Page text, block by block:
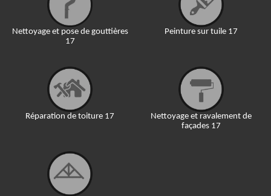
Nettoyage et pose de gouttières
17
Réparation de toiture 17
Peinture sur tuile 17
Nettoyage et ravalement de
façades 17